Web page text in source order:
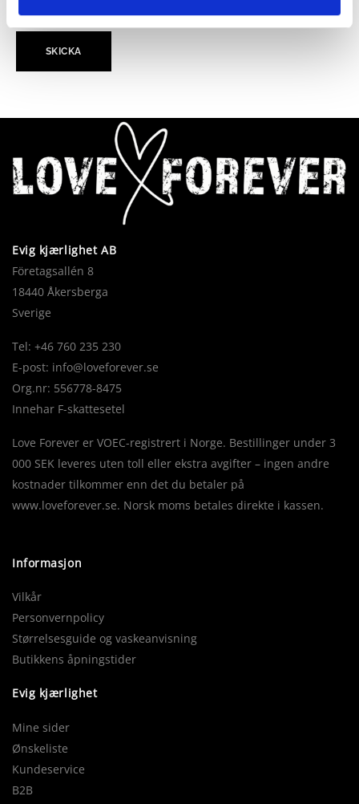
Evig kjærlighet AB
Företagsallén 8
18440 Åkersberga
Sverige
Tel: +46 760 235 230
E-post: info@loveforever.se
Org.nr: 556778-8475
Innehar F-skattesetel
Love Forever er VOEC-registrert i Norge. Bestillinger under 3
000 SEK leveres uten toll eller ekstra avgifter – ingen andre
kostnader tilkommer enn det du betaler på
www.loveforever.se. Norsk moms betales direkte i kassen.
Informasjon
Vilkår
Personvernpolicy
Størrelsesguide og vaskeanvisning
Butikkens åpningstider
Evig kjærlighet
Mine sider
Ønskeliste
Kundeservice
B2B